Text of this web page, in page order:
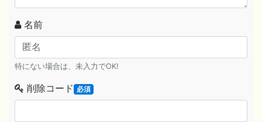
名前
特にない場合は、未入力でOK!
削除コード 必須